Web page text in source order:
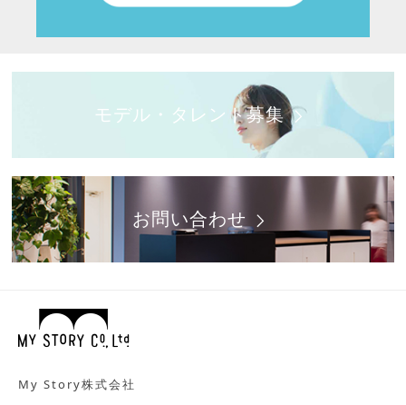
モデル・タレント募集
お問い合わせ
My Story株式会社